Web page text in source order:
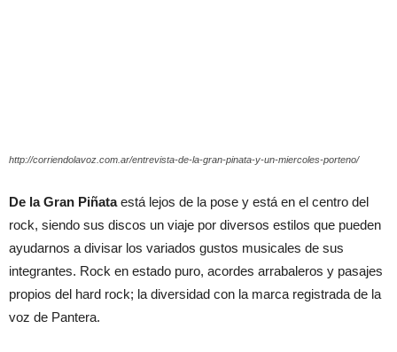
http://corriendolavoz.com.ar/entrevista-de-la-gran-pinata-y-un-miercoles-porteno/
De la Gran Piñataestá lejos de la pose y está en el centro del
rock, siendo sus discos un viaje por diversos estilos que pueden
ayudarnos a divisar los variados gustos musicales de sus
integrantes. Rock en estado puro, acordes arrabaleros y pasajes
propios del hard rock; la diversidad con la marca registrada de la
voz de Pantera.